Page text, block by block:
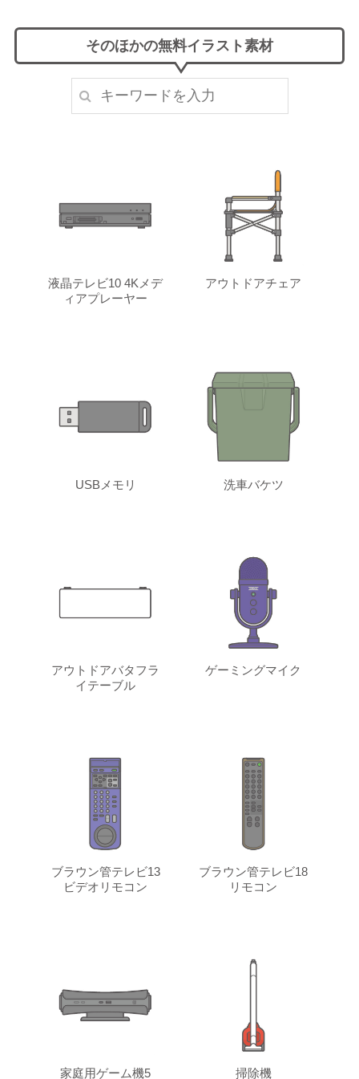
そのほかの無料イラスト素材
液晶テレビ10 4Kメデ
ィアプレーヤー
アウトドアチェア
USBメモリ 洗車バケツ
アウトドアバタフラ
イテーブル
ゲーミングマイク
ブラウン管テレビ13
ビデオリモコン
ブラウン管テレビ18
リモコン
家庭用ゲーム機5 掃除機